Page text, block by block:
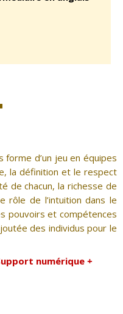
d’un jeu en équipes
la définition et le respect
de chacun, la richesse de
rôle de l’intuition dans le
pouvoirs et compétences
des individus pour le
numérique+